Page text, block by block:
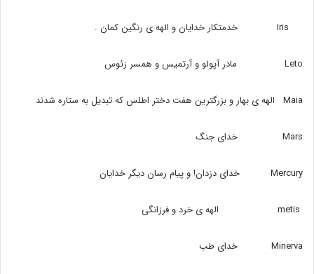
Leto مادر آپولو و آرتمیس و همسر زئوس
Maia الهه ی بهار و بزرگترین هفت دختر اطلس که تبدیل به ستاره شدند
Mars خدای جنگ
Mercury خدای دزدان! و پیام رسان دیگر خدایان
Minerva خدای طب